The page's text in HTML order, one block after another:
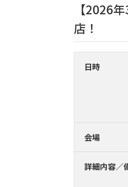
【2026
店！
日時
会場
詳細内容／